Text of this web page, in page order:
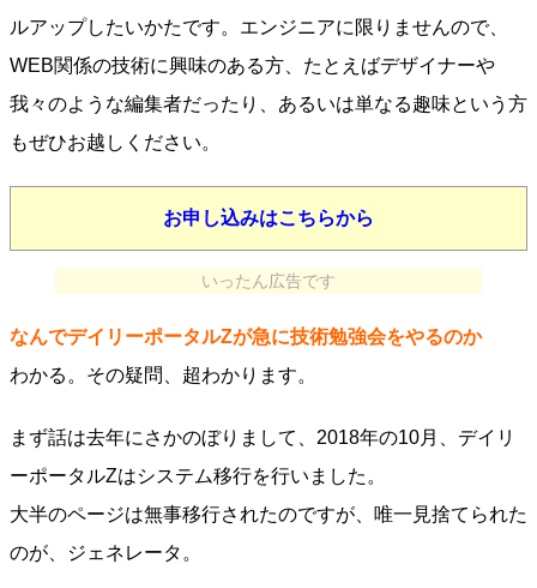
ルアップしたいかたです。エンジニアに限りませんので、
WEB関係の技術に興味のある方、たとえばデザイナーや
我々のような編集者だったり、あるいは単なる趣味という方
もぜひお越しください。
お申し込みはこちらから
いったん広告です
なんでデイリーポータルZが急に技術勉強会をやるのか
わかる。その疑問、超わかります。
まず話は去年にさかのぼりまして、2018年の10月、デイリ
ーポータルZはシステム移行を行いました。
大半のページは無事移行されたのですが、唯一見捨てられた
のが、ジェネレータ。